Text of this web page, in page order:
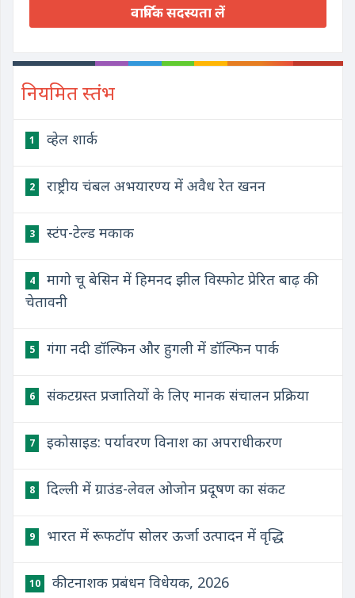
वार्षिक सदस्यता लें
नियमित स्तंभ
1 व्हेल शार्क
2 राष्ट्रीय चंबल अभयारण्य में अवैध रेत खनन
3 स्टंप-टेल्ड मकाक
4
मागो चू बेसिन में हिमनद झील विस्फोट प्रेरित बाढ़ की
चेतावनी
5 गंगा नदी डॉल्फिन और हुगली में डॉल्फिन पार्क
6 संकटग्रस्त प्रजातियों के लिए मानक संचालन प्रक्रिया
7 इकोसाइड: पर्यावरण विनाश का अपराधीकरण
8 दिल्ली में ग्राउंड-लेवल ओजोन प्रदूषण का संकट
9 भारत में रूफटॉप सोलर ऊर्जा उत्पादन में वृद्धि
10 कीटनाशक प्रबंधन विधेयक, 2026